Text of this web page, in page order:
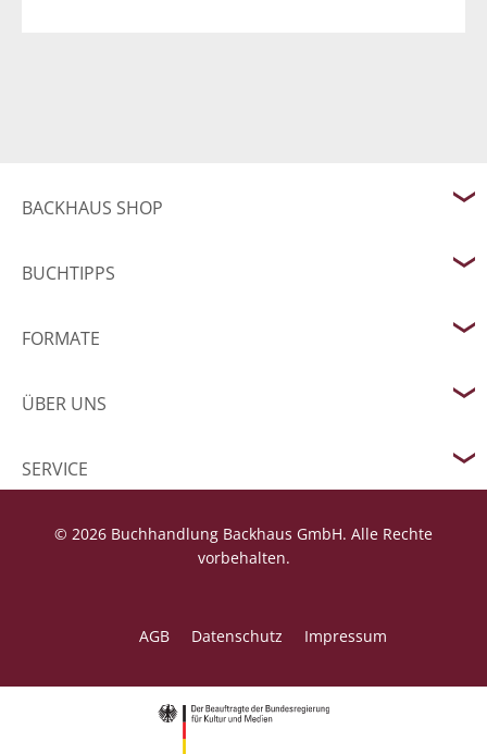
BACKHAUS SHOP
BUCHTIPPS
FORMATE
ÜBER UNS
SERVICE
© 2026 Buchhandlung Backhaus GmbH. Alle Rechte
vorbehalten.
AGB Datenschutz Impressum